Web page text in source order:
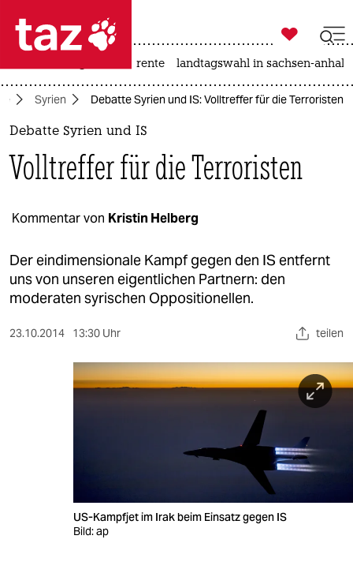
 taz zahl ich
taz zahl ich
politik
öko
gesellschaft
kultur
veranstaltungen

taz zahl ich
rente landtagswahl in sachsen-anhalt
Syrien Debatte Syrien und IS: Volltreffer für die Terroristen
Debatte Syrien und IS
Volltreffer für die Terroristen
Kommentar von Kristin Helberg
Der eindimensionale Kampf gegen den IS entfernt
uns von unseren eigentlichen Partnern: den
moderaten syrischen Oppositionellen.
23.10.2014 13:30 Uhr teilen
US-Kampfjet im Irak beim Einsatz gegen IS
Bild: ap